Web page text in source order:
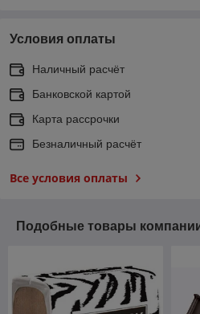
Условия оплаты
Наличный расчёт
Банковской картой
Карта рассрочки
Безналичный расчёт
Все условия оплаты
Подобные товары